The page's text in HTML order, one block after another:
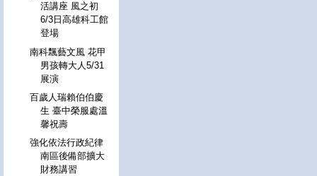
活講座 風之初
6/3日高雄科工館
登場
南科飄藝文風 花甲
男孩轉大人5/31
展演
百歲人瑞賴伯伯慶
生 臺中榮服處溫
馨祝壽
強化依法行政紀律
南區後備部擴大
財務講習